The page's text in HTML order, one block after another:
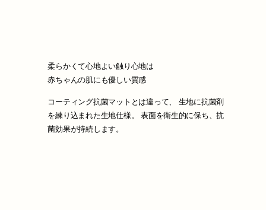
コーティング抗菌マットとは違って、 生地に抗菌剤
を練り込まれた生地仕様。 表面を衛生的に保ち、抗
菌効果が持続します。
柔らかくて心地よい触り心地は
赤ちゃんの肌にも優しい質感